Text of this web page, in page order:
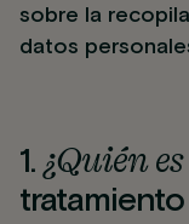
sobre la
datos
1.¿Quién